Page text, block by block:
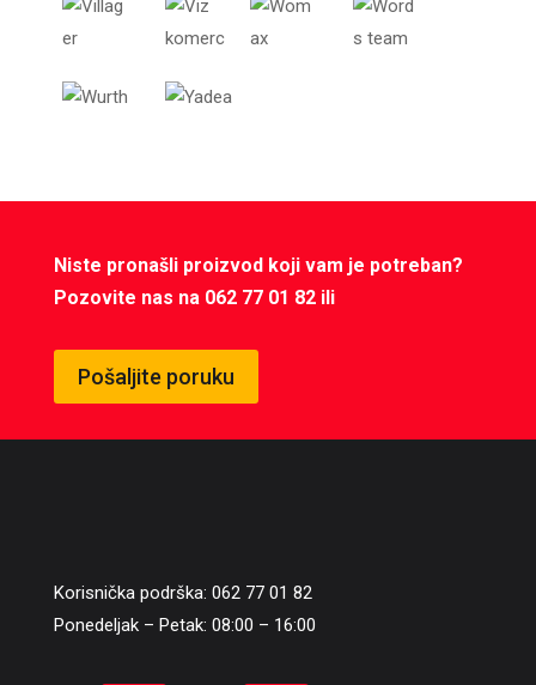
Niste pronašli proizvod koji vam je potreban?
Pozovite nas na 062 77 01 82 ili
Pošaljite poruku
Korisnička podrška: 062 77 01 82
Ponedeljak – Petak: 08:00 – 16:00